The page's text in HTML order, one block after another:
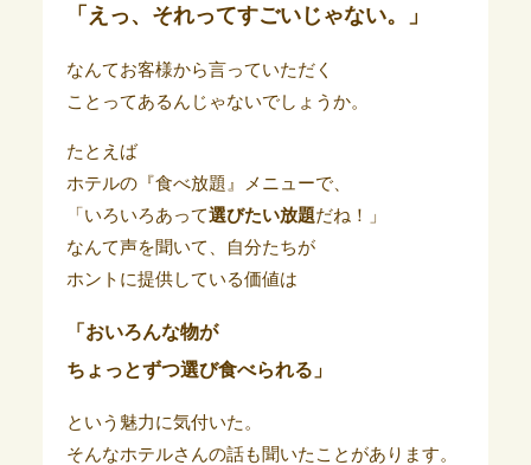
「えっ、それってすごいじゃない。」
なんてお客様から言っていただく
ことってあるんじゃないでしょうか。
たとえば
ホテルの『食べ放題』メニューで、
「いろいろあって選びたい放題だね！」
なんて声を聞いて、自分たちが
ホントに提供している価値は
「おいろんな物が
ちょっとずつ選び食べられる」
という魅力に気付いた。
そんなホテルさんの話も聞いたことがあります。